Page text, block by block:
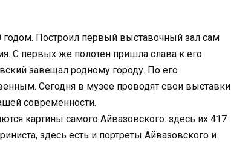
годом. Построил первый выставочный зал сам
С первых же полотен пришла слава к его
завещал родному городу. По его
Сегодня в музее проводят свои выставки
современности.
картины самого Айвазовского: здесь их 417
здесь есть и портреты Айвазовского и